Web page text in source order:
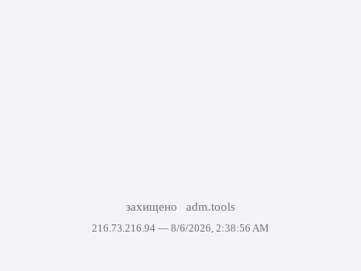
захищено adm.tools
216.73.216.94 — 8/6/2026, 2:38:56 AM